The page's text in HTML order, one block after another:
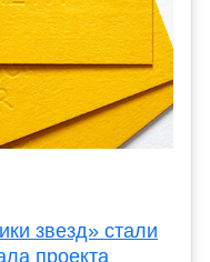
звезд» стали
проекта